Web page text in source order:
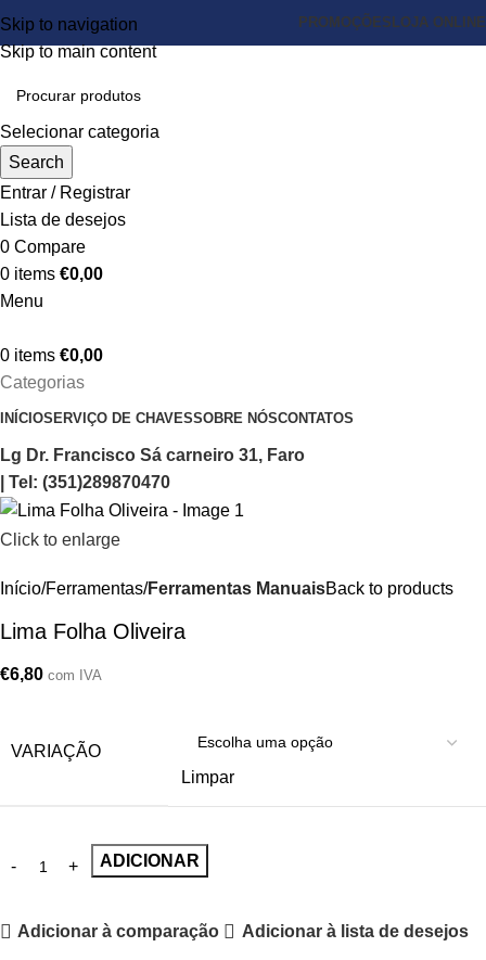
Skip to navigation
Skip to main content
PROMOÇÕES LOJA ONLINE
Selecionar categoria
Search
Entrar / Registrar
Lista de desejos
0 Compare
0 items €0,00
Menu
0 items €0,00
Categorias
INÍCIOSERVIÇO DE CHAVESSOBRE NÓSCONTATOS
Lg Dr. Francisco Sá carneiro 31, Faro
| Tel: (351)289870470
Click to enlarge
Início Ferramentas Ferramentas ManuaisBack to products
Lima Folha Oliveira
€6,80 com IVA
VARIAÇÃO
Limpar
ADICIONAR
Adicionar à comparação Adicionar à lista de desejos